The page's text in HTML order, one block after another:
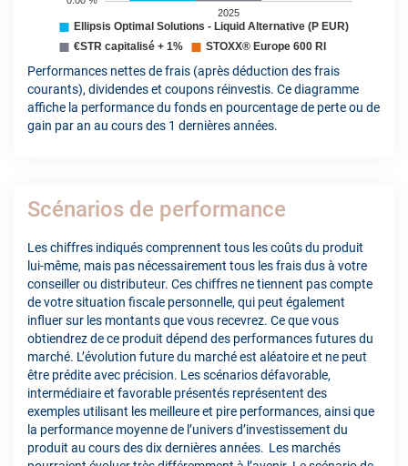
Performances nettes de frais (après déduction des frais
courants), dividendes et coupons réinvestis. Ce diagramme
affiche la performance du fonds en pourcentage de perte ou de
gain par an au cours des 1 dernières années.
Scénarios de performance
Les chiffres indiqués comprennent tous les coûts du produit
lui-même, mais pas nécessairement tous les frais dus à votre
conseiller ou distributeur. Ces chiffres ne tiennent pas compte
de votre situation fiscale personnelle, qui peut également
influer sur les montants que vous recevrez. Ce que vous
obtiendrez de ce produit dépend des performances futures du
marché. L’évolution future du marché est aléatoire et ne peut
être prédite avec précision. Les scénarios défavorable,
intermédiaire et favorable présentés représentent des
exemples utilisant les meilleure et pire performances, ainsi que
la performance moyenne de l’univers d’investissement du
produit au cours des dix dernières années. Les marchés